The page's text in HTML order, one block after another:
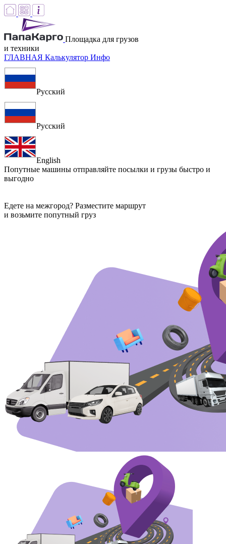
Площадка для грузов
и техники
ГЛАВНАЯ Калькулятор Инфо
Русский
Русский
English
Попутные машины отправляйте посылки и грузы быстро и
выгодно
Едете на межгород? Разместите маршрут
и возьмите попутный груз